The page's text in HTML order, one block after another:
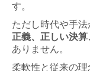
す。
ただし時代や手
正義、正しい決算
ありません。
柔軟性と従来の